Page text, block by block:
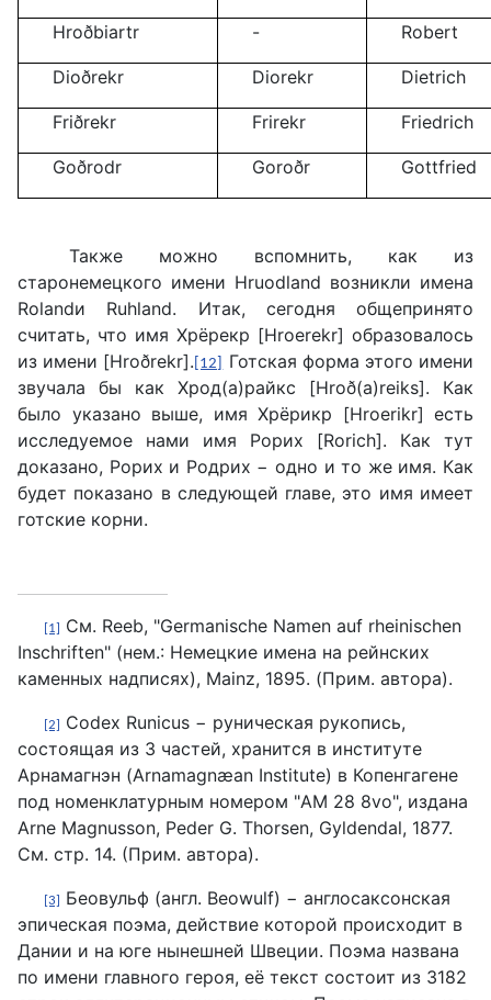
Hroðbiartr - Robert
Dioðrekr Diorekr Dietrich
Friðrekr Frirekr Friedrich
Goðrodr Goroðr Gottfried
Также можно вспомнить, как из
старонемецкого имени Hruodland возникли имена
Rolandи Ruhland. Итак, сегодня общепринято
считать, что имя Хрёрекр [Hroerekr] образовалось
из имени [Hroðrekr]. [12]
Готская форма этого имени
звучала бы как Хрод(а)райкс [Hroð(a)reiks]. Как
было указано выше, имя Хрёрикр [Hroerikr] есть
исследуемое нами имя Рорих [Rorich]. Как тут
доказано, Рорих и Родрих − одно и то же имя. Как
будет показано в следующей главе, это имя имеет
готские корни.
[1]
См. Reeb, "Germanische Namen auf rheinischen
Inschriften" (нем.: Немецкие имена на рейнских
каменных надписях), Mainz, 1895. (Прим. автора).
[2]
Codex Runicus − руническая рукопись,
состоящая из 3 частей, хранится в институте
Арнамагнэн (Arnamagnæan Institute) в Копенгагене
под номенклатурным номером "AM 28 8vo", издана
Arne Magnusson, Peder G. Thorsen, Gyldendal, 1877.
См. стр. 14. (Прим. автора).
[3]
Беовульф (англ. Beowulf) − англосаксонская
эпическая поэма, действие которой происходит в
Дании и на юге нынешней Швеции. Поэма названа
по имени главного героя, её текст состоит из 3182